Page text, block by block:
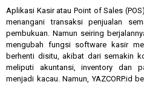
Aplikasi Kasir atau Point of Sales
menangani transaksi penjualan
pembukuan. Namun seiring
mengubah fungsi software kasir
berhenti disitu, akibat dari semakin
meliputi akuntansi, inventory dan
menjadi kacau. Namun, YAZCORP.id